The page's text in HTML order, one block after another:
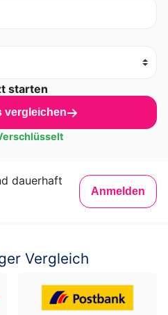
starten
vergleichen
dauerhaft
Anmelden
Vergleich